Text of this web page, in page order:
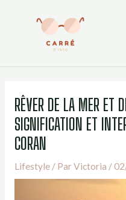
RÊVER DE LA MER ET
SIGNIFICATION ET
CORAN
Lifestyle/ ParVictoria /